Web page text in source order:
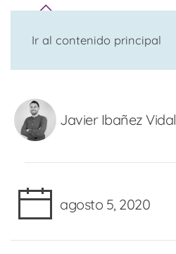
Ir al contenido principal
Javier Ibañez Vidal
agosto 5, 2020